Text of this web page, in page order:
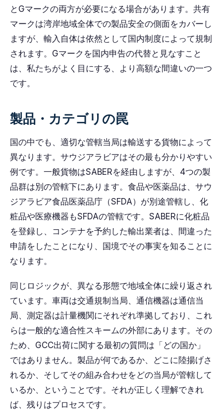
とGマークの両方が必要になる場合があります。共有
マークは湾岸地域全体での製品安全の側面をカバーし
ますが、輸入自体は依然として国内制度によって規制
されます。Gマークを国内申告の代替と見なすこと
は、私たちがよく目にする、より高額な間違いの一つ
です。
製品・カテゴリの罠
国の中でも、適切な管轄当局は輸送する貨物によって
異なります。サウジアラビアはその最も分かりやすい
例です。一般貨物はSABERを経由しますが、4つの製
品群は別の管轄下にあります。食品や医薬品は、サウ
ジアラビア食品医薬品庁（SFDA）が別途管轄し、化
粧品や医療機器もSFDAの管轄です。SABERに化粧品
を登録し、コンテナを予約した輸出業者は、間違った
申請をしたことになり、国境でその事実を知ることに
なります。
同じロジックが、異なる形態で地域全体に繰り返され
ています。車両は交通規制当局、通信機器は通信当
局、測定器は計量機関にそれぞれ準拠しており、これ
らは一般的な適合性スキームの外部にあります。その
ため、GCC出荷に関する最初の質問は「どの国か」
ではありません。製品が何であるか、どこに陸揚げさ
れるか、そしてその組み合わせをどの当局が管轄して
いるか、ということです。それが正しく理解できれ
ば、残りはプロセスです。